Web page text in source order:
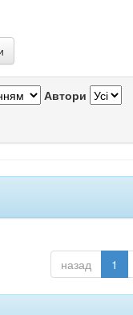
Автори
назад 1